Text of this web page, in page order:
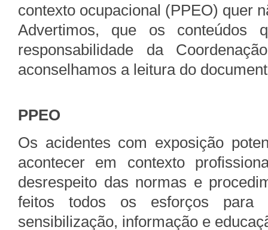
contexto ocupacional (PPEO) quer
Advertimos, que os
responsabilidade da
aconselhamos a leitura do
PPEO
Os acidentes com exposição
acontecer em contexto
desrespeito das normas e
feitos todos os esforços
sensibilização, informação e